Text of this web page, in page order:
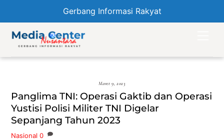
Gerbang Informasi Rakyat
content
Maret 9, 2023
Panglima TNI: Operasi Gaktib dan Operasi
Yustisi Polisi Militer TNI Digelar
Sepanjang Tahun 2023
Nasional 0